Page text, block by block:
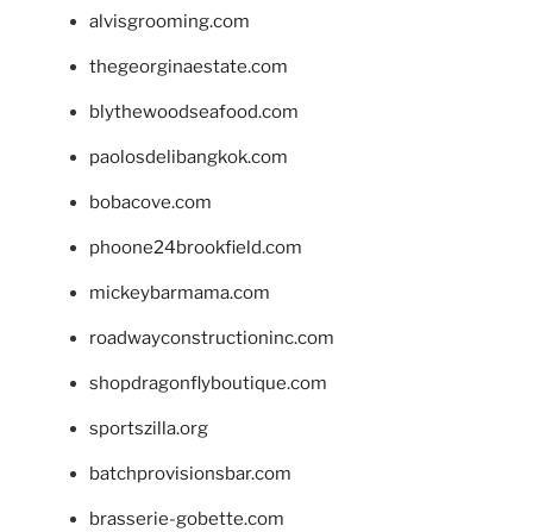
alvisgrooming.com
thegeorginaestate.com
blythewoodseafood.com
paolosdelibangkok.com
bobacove.com
phoone24brookfield.com
mickeybarmama.com
roadwayconstructioninc.com
shopdragonflyboutique.com
sportszilla.org
batchprovisionsbar.com
brasserie-gobette.com